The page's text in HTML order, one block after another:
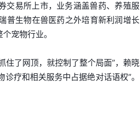
交易所上市，业务涵盖兽药、养殖服
普生物在兽医药之外培育新利润增长
宠物行业。
住了网顶，就控制了整个局面”，赖晓
疗和相关服务中占据绝对话语权”。